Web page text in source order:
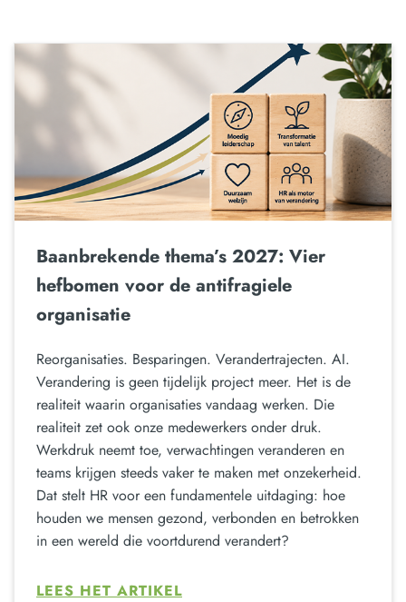
Baanbrekende thema’s 2027: Vier
hefbomen voor de antifragiele
organisatie
Reorganisaties. Besparingen. Verandertrajecten. AI.
Verandering is geen tijdelijk project meer. Het is de
realiteit waarin organisaties vandaag werken. Die
realiteit zet ook onze medewerkers onder druk.
Werkdruk neemt toe, verwachtingen veranderen en
teams krijgen steeds vaker te maken met onzekerheid.
Dat stelt HR voor een fundamentele uitdaging: hoe
houden we mensen gezond, verbonden en betrokken
in een wereld die voortdurend verandert?
LEES HET ARTIKEL